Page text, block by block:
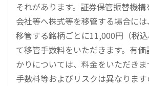
それがあります。証券保管振替機
会社等へ株式等を移管する場合には
移管する銘柄ごとに11,000円（税
て移管手数料をいただきます。有
かりについては、料金をいただき
手数料等およびリスクは異なりま